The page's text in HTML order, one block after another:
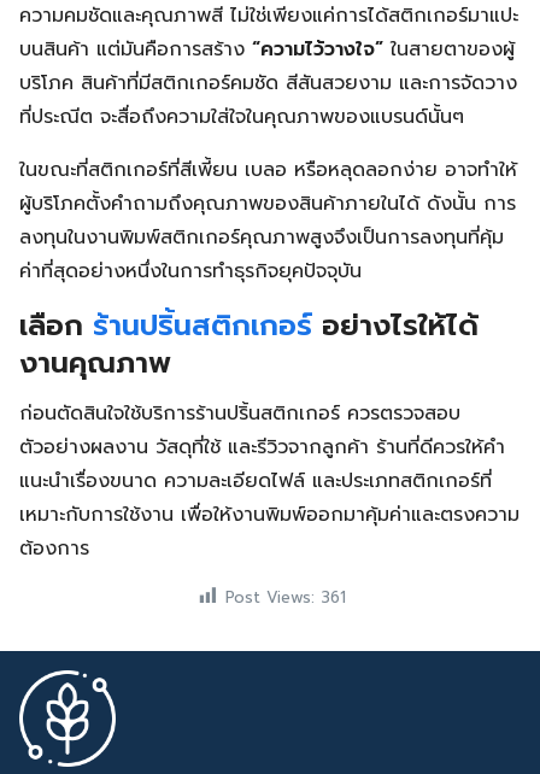
ความคมชัดและคุณภาพสี ไม่ใช่เพียงแค่การได้สติกเกอร์มาแปะ
บนสินค้า แต่มันคือการสร้าง “ความไว้วางใจ” ในสายตาของผู้
บริโภค สินค้าที่มีสติกเกอร์คมชัด สีสันสวยงาม และการจัดวาง
ที่ประณีต จะสื่อถึงความใส่ใจในคุณภาพของแบรนด์นั้นๆ
ในขณะที่สติกเกอร์ที่สีเพี้ยน เบลอ หรือหลุดลอกง่าย อาจทำให้
ผู้บริโภคตั้งคำถามถึงคุณภาพของสินค้าภายในได้ ดังนั้น การ
ลงทุนในงานพิมพ์สติกเกอร์คุณภาพสูงจึงเป็นการลงทุนที่คุ้ม
ค่าที่สุดอย่างหนึ่งในการทำธุรกิจยุคปัจจุบัน
เลือก ร้านปริ้นสติกเกอร์ อย่างไรให้ได้
งานคุณภาพ
ก่อนตัดสินใจใช้บริการร้านปริ้นสติกเกอร์ ควรตรวจสอบ
ตัวอย่างผลงาน วัสดุที่ใช้ และรีวิวจากลูกค้า ร้านที่ดีควรให้คำ
แนะนำเรื่องขนาด ความละเอียดไฟล์ และประเภทสติกเกอร์ที่
เหมาะกับการใช้งาน เพื่อให้งานพิมพ์ออกมาคุ้มค่าและตรงความ
ต้องการ
Post Views: 361